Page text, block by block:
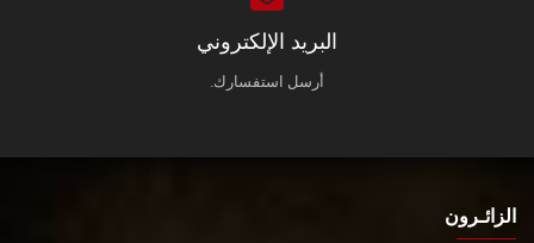
البريد الإلكتروني
أرسل استفسارك.
الزائـرون